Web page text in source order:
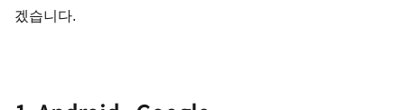
겠습니다.